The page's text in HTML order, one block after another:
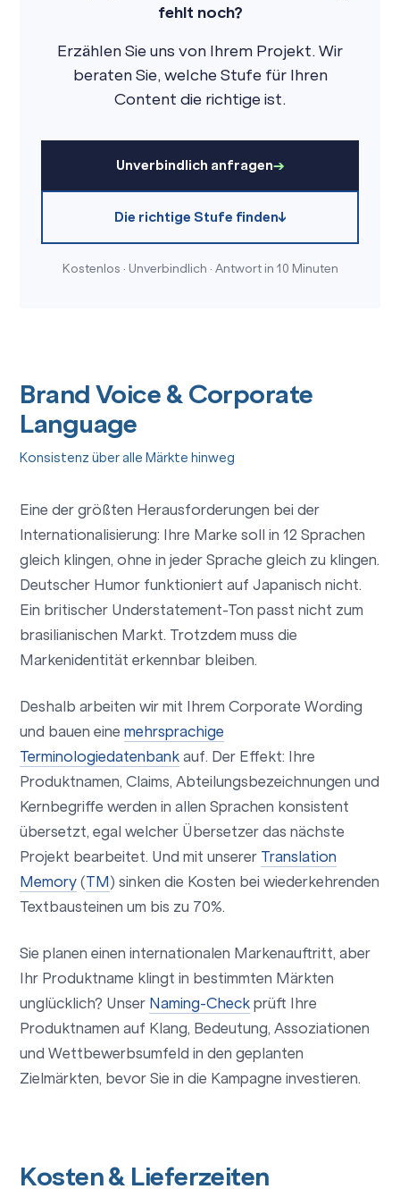
fehlt noch?
Erzählen Sie uns von Ihrem Projekt. Wir
beraten Sie, welche Stufe für Ihren
Content die richtige ist.
Unverbindlich anfragen
Die richtige Stufe finden
Kostenlos · Unverbindlich · Antwort in 10 Minuten
Brand Voice & Corporate
Language
Konsistenz über alle Märkte hinweg
Eine der größten Herausforderungen bei der
Internationalisierung: Ihre Marke soll in 12 Sprachen
gleich klingen, ohne in jeder Sprache gleich zu klingen.
Deutscher Humor funktioniert auf Japanisch nicht.
Ein britischer Understatement-Ton passt nicht zum
brasilianischen Markt. Trotzdem muss die
Markenidentität erkennbar bleiben.
Deshalb arbeiten wir mit Ihrem Corporate Wording
und bauen einemehrsprachige
Terminologiedatenbank auf. Der Effekt: Ihre
Produktnamen, Claims, Abteilungsbezeichnungen und
Kernbegriffe werden in allen Sprachen konsistent
übersetzt, egal welcher Übersetzer das nächste
Projekt bearbeitet. Und mit unserer Translation
Memory (TM) sinken die Kosten bei wiederkehrenden
Textbausteinen um bis zu 70%.
Sie planen einen internationalen Markenauftritt, aber
Ihr Produktname klingt in bestimmten Märkten
unglücklich? Unser Naming-Check prüft Ihre
Produktnamen auf Klang, Bedeutung, Assoziationen
und Wettbewerbsumfeld in den geplanten
Zielmärkten, bevor Sie in die Kampagne investieren.
Kosten & Lieferzeiten